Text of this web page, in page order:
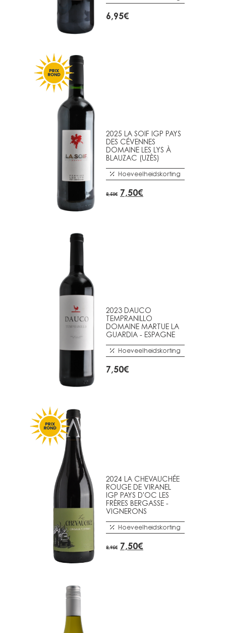
6,95€
2025 LA SOIF IGP PAYS
DES CÉVENNES
DOMAINE LES LYS À
BLAUZAC (UZÈS)
Hoeveelheidskorting
8,50€ OORSPRONKELIJKE
7,50€
2023 DAUCO
TEMPRANILLO
DOMAINE MARTUE LA
GUARDIA - ESPAGNE
Hoeveelheidskorting
7,50€
2024 LA CHEVAUCHÉE
ROUGE DE VIRANEL
IGP PAYS D'OC LES
FRÈRES BERGASSE -
VIGNERONS
Hoeveelheidskorting
8,95€ OORSPRONKELIJKE
7,50€